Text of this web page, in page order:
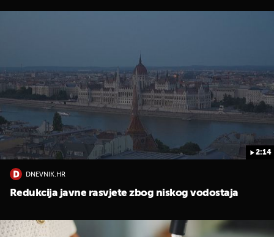
2:14
DNEVNIK.HR
Redukcija javne rasvjete zbog niskog vodostaja
UKLJUČITE NOTIFIKACIJE